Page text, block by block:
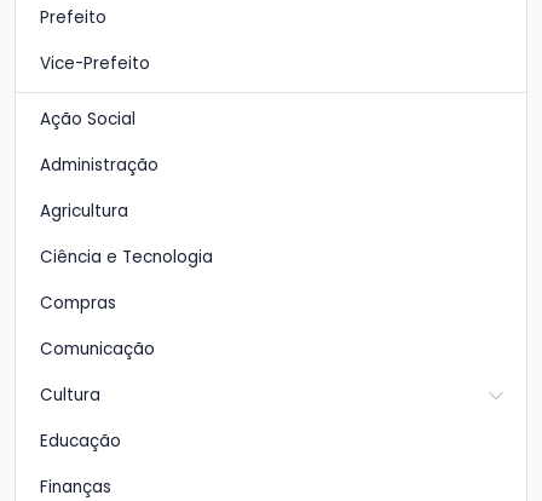
Prefeito
Vice-Prefeito
Ação Social
Administração
Agricultura
Ciência e Tecnologia
Compras
Comunicação
Cultura
Educação
Finanças